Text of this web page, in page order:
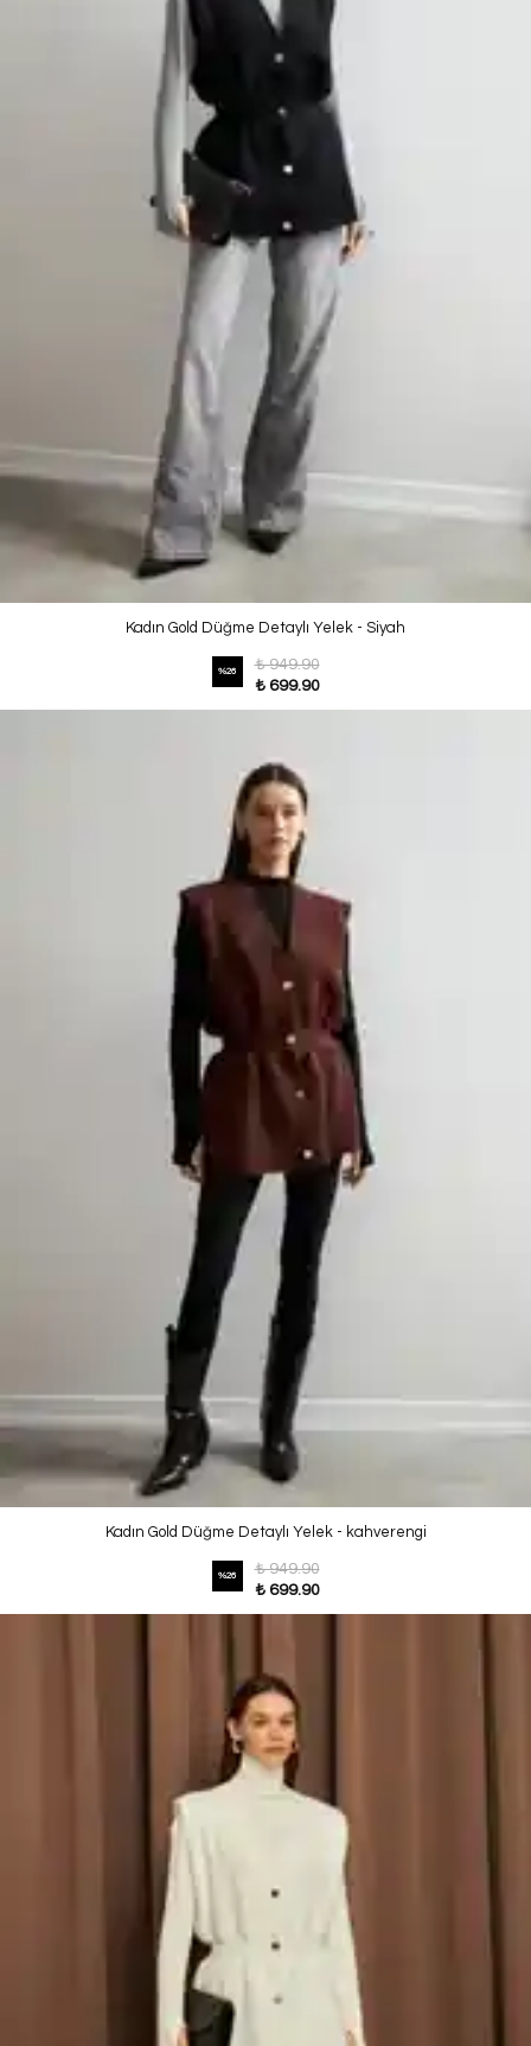
Kadın Gold Düğme Detaylı Yelek - Siyah
%26
₺ 949.90
₺ 699.90
Kadın Gold Düğme Detaylı Yelek - kahverengi
%26
₺ 949.90
₺ 699.90